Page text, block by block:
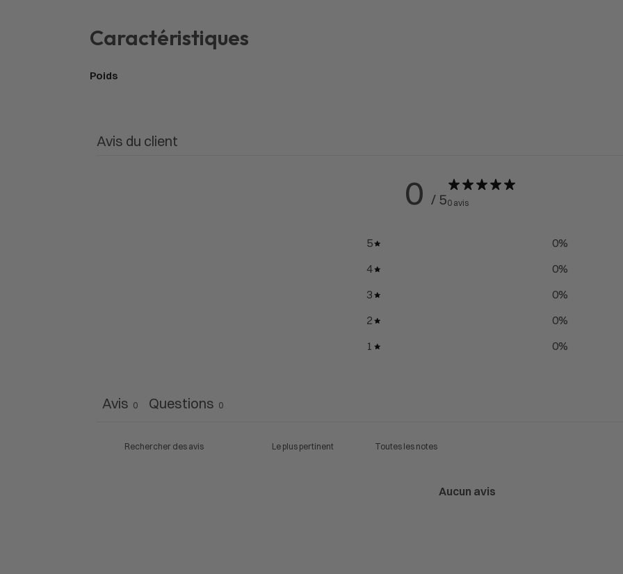
Caractéristiques
Poids
Avis du client
0 / 50 avis
5 0%
4
0%
3
0%
2
0%
1
0%
Avis 0 Questions 0
Aucun avis